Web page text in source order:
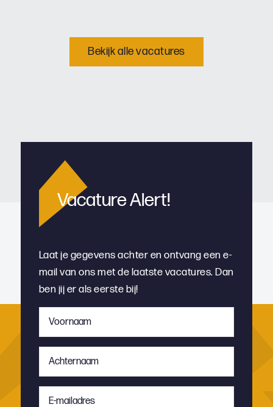
Bekijk alle vacatures
Vacature Alert!
Laat je gegevens achter en ontvang een e-
mail van ons met de laatste vacatures. Dan
ben jij er als eerste bij!
Voornaam
Achternaam